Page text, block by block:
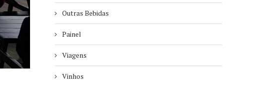
Outras Bebidas
Painel
Viagens
Vinhos